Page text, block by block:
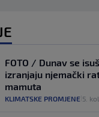
FOTO / Dunav se
izranjaju njemački
mamuta
KLIMATSKE PROMJENE 5. kol.